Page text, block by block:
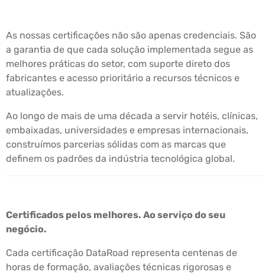
As nossas certificações não são apenas credenciais. São
a garantia de que cada solução implementada segue as
melhores práticas do setor, com suporte direto dos
fabricantes e acesso prioritário a recursos técnicos e
atualizações.
Ao longo de mais de uma década a servir hotéis, clínicas,
embaixadas, universidades e empresas internacionais,
construímos parcerias sólidas com as marcas que
definem os padrões da indústria tecnológica global.
Certificados pelos melhores. Ao serviço do seu
negócio.
Cada certificação DataRoad representa centenas de
horas de formação, avaliações técnicas rigorosas e